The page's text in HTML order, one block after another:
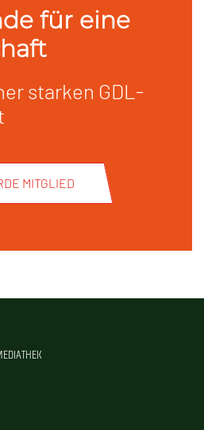
für eine
starken GDL-
MITGLIED